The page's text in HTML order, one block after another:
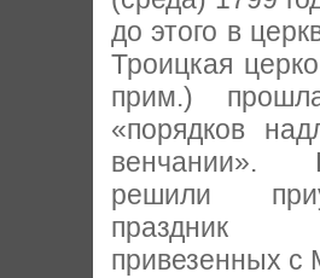
до этого в
Троицкая
прим.)
«порядков
венчании».
решили
праздник
привезенных с